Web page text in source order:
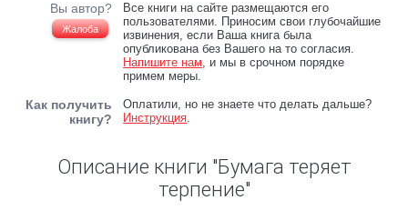
Вы автор?
Жалоба
Все книги на сайте размещаются его
пользователями. Приносим свои глубочайшие
извинения, если Ваша книга была
опубликована без Вашего на то согласия.
Напишите нам, и мы в срочном порядке
примем меры.
Как получить
книгу?
Оплатили, но не знаете что делать дальше?
Инструкция.
Описание книги "Бумага теряет
терпение"